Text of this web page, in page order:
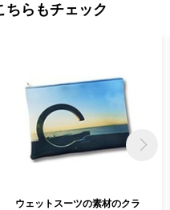
ちらもチェック
ウェットスーツの素材のクラ